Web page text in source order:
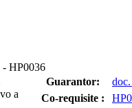
- HP0036
a
Guarantor:
Co-requisite :